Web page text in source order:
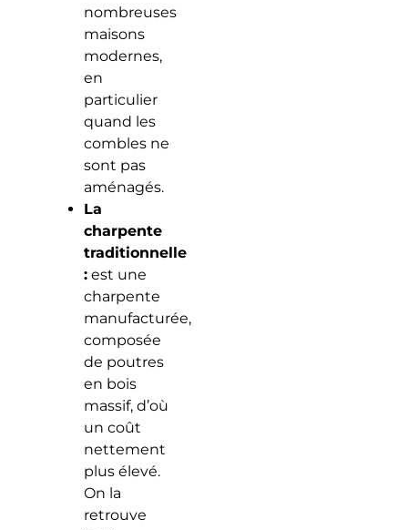
nombreuses
maisons
modernes,
en
particulier
quand les
combles ne
sont pas
aménagés.
La
charpente
traditionnelle
:est une
charpente
manufacturée,
composée
de poutres
en bois
massif, d’où
un coût
nettement
plus élevé.
On la
retrouve